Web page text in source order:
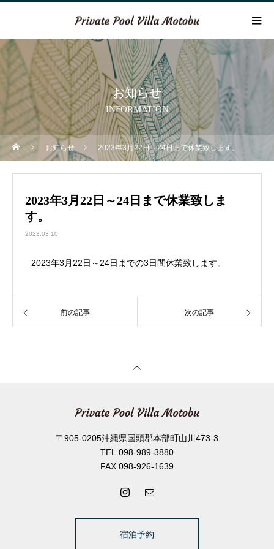
お知らせ
INFORMATION
お知らせ 2023年3月22日～24日まで休業致します。
2023年3月22日～24日まで休業致しま
す。
2023.03.10
2023年3月22日～24日までの3日間休業致します。
前の記事 次の記事
〒905-0205沖縄県国頭郡本部町山川473-3
TEL.098-989-3880
FAX.098-926-1639
宿泊予約